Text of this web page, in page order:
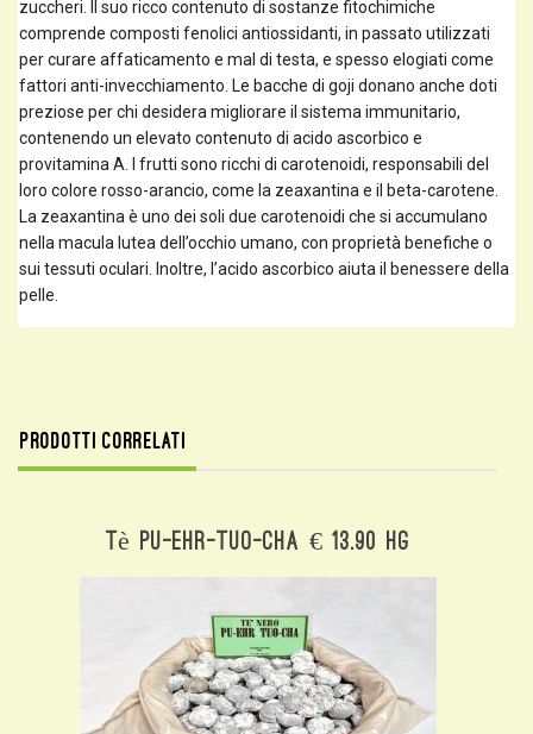
zuccheri. Il suo ricco contenuto di sostanze fitochimiche
comprende composti fenolici antiossidanti, in passato utilizzati
per curare affaticamento e mal di testa, e spesso elogiati come
fattori anti-invecchiamento. Le bacche di goji donano anche doti
preziose per chi desidera migliorare il sistema immunitario,
contenendo un elevato contenuto di acido ascorbico e
provitamina A. I frutti sono ricchi di carotenoidi, responsabili del
loro colore rosso-arancio, come la zeaxantina e il beta-carotene.
La zeaxantina è uno dei soli due carotenoidi che si accumulano
nella macula lutea dell’occhio umano, con proprietà benefiche o
sui tessuti oculari. Inoltre, l’acido ascorbico aiuta il benessere della
pelle.
Prodotti correlati
Tè Pu-Ehr-Tuo-Cha € 13.90 Hg